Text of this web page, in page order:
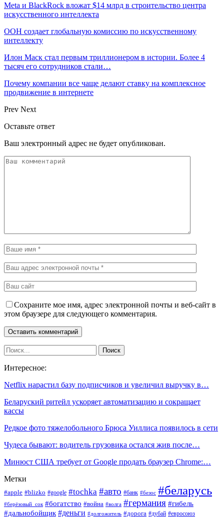
Meta и BlackRock вложат $14 млрд в строительство центра
искусственного интеллекта
ООН создает глобальную комиссию по искусственному
интеллекту
Илон Маск стал первым триллионером в истории. Более 4
тысяч его сотрудников стали…
Почему компании все чаще делают ставку на комплексное
продвижение в интернете
Prev Next
Оставьте ответ
Ваш электронный адрес не будет опубликован.
Сохраните мое имя, адрес электронной почты и веб-сайт в
этом браузере для следующего комментария.
Интересное:
Netflix нарастил базу подписчиков и увеличил выручку в…
Беларуский ритейл ускоряет автоматизацию и сокращает
кассы
Редкое фото тяжелобольного Брюса Уиллиса появилось в сети
Чудеса бывают: водитель грузовика остался жив после…
Минюст США требует от Google продать браузер Chrome:…
Метки
#apple #blizko #google #tochka #авто #банк #безос #беларусь
#берёзовый_сок #богатство #война #волга #германия #гибель
#дальнобойщик #деньги #долгожитель #дорога #дубай #евросоюз